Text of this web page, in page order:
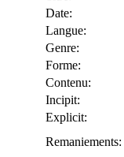
Date:
Langue:
Genre:
Forme:
Contenu:
Incipit:
Explicit:
Remaniements: